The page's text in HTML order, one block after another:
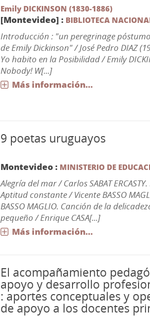
Emily DICKINSON (1830-1886)
[Montevideo] : BIBLIOTECA
Introducción : "un peregrinage
de Emily Dickinson" / José Pedro DIAZ
Yo habito en la Posibilidad / Emily
Nobody! W[...]
Más información...
9 poetas uruguayos
Montevideo : MINISTERIO DE
Alegría del mar / Carlos SABAT
Aptitud constante / Vicente BASSO
BASSO MAGLIO. Canción de la
pequeño / Enrique CASA[...]
Más información...
El acompañamiento
apoyo y desarrollo
: aportes conceptuales y
de apoyo a los docentes